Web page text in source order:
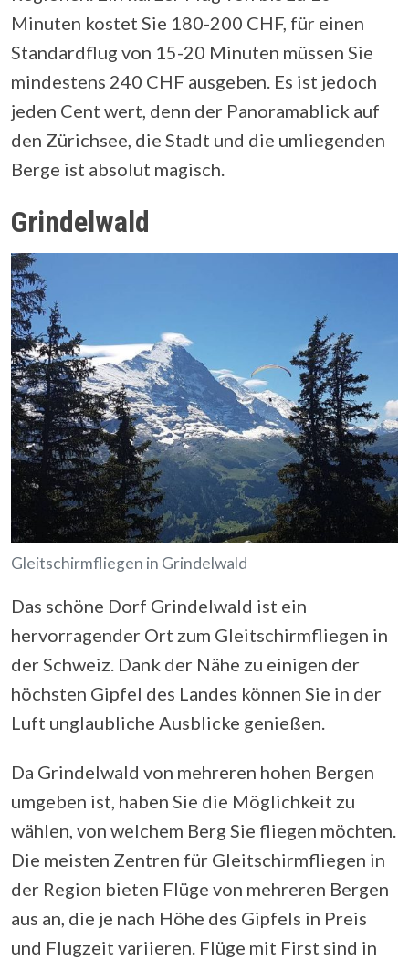
Minuten kostet Sie 180-200 CHF, für einen
Standardflug von 15-20 Minuten müssen Sie
mindestens 240 CHF ausgeben. Es ist jedoch
jeden Cent wert, denn der Panoramablick auf
den Zürichsee, die Stadt und die umliegenden
Berge ist absolut magisch.
Grindelwald
Gleitschirmfliegen in Grindelwald
Das schöne Dorf Grindelwald ist ein
hervorragender Ort zum Gleitschirmfliegen in
der Schweiz. Dank der Nähe zu einigen der
höchsten Gipfel des Landes können Sie in der
Luft unglaubliche Ausblicke genießen.
Da Grindelwald von mehreren hohen Bergen
umgeben ist, haben Sie die Möglichkeit zu
wählen, von welchem Berg Sie fliegen möchten.
Die meisten Zentren für Gleitschirmfliegen in
der Region bieten Flüge von mehreren Bergen
aus an, die je nach Höhe des Gipfels in Preis
und Flugzeit variieren. Flüge mit First sind in